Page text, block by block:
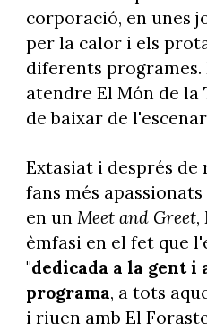
corporació, en unes
per la calor i els
diferents
atendre El Món de la
de baixar de
Extasiat i després
fans més
en un Meet and Greet,
èmfasi en el fet que
"dedicada a la gent i
programa, a tots
i riuen amb El